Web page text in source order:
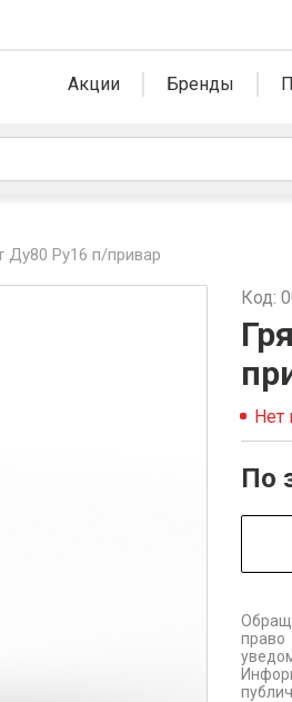
Акции Бренды
Ду80 Ру16 п/привар
Код:
Нет
По